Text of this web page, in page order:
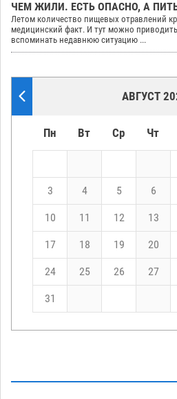
ЧЕМ ЖИЛИ. ЕСТЬ ОПАСНО, А
Летом количество пищевых отравлений
медицинский факт. И тут можно
вспоминать недавнюю ситуацию ...
АВГУСТ
Пн Вт Ср Чт
3 4 5 6
10 11 12 13
17 18 19 20
24 25 26 27
31